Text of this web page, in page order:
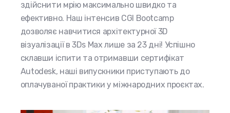
здійснити мрію максимально швидко та
ефективно. Наш інтенсив CGI Bootcamp
дозволяє навчитися архітектурної 3D
візуалізації в 3Ds Max лише за 23 дні! Успішно
склавши іспити та отримавши сертифікат
Autodesk, наші випускники приступають до
оплачуваної практики у міжнародних проєктах.